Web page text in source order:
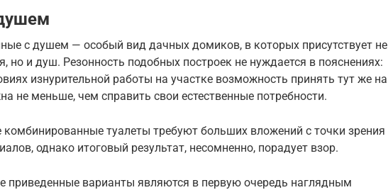
с душем — особый вид дачных домиков, в которых присутствует не
но и душ. Резонность подобных построек не нуждается в пояснениях:
изнурительной работы на участке возможность принять тут же на
не меньше, чем справить свои естественные потребности.
комбинированные туалеты требуют больших вложений с точки зрения
однако итоговый результат, несомненно, порадует взор.
приведенные варианты являются в первую очередь наглядным